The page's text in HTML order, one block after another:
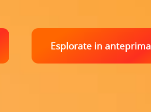
Esplorate in anteprima